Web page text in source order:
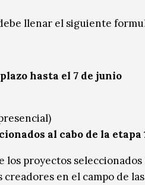
llenar el siguiente
hasta el 7 de junio
al cabo de la etapa
los proyectos
en el campo de